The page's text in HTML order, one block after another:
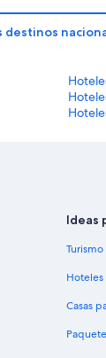
Ideas
Casas